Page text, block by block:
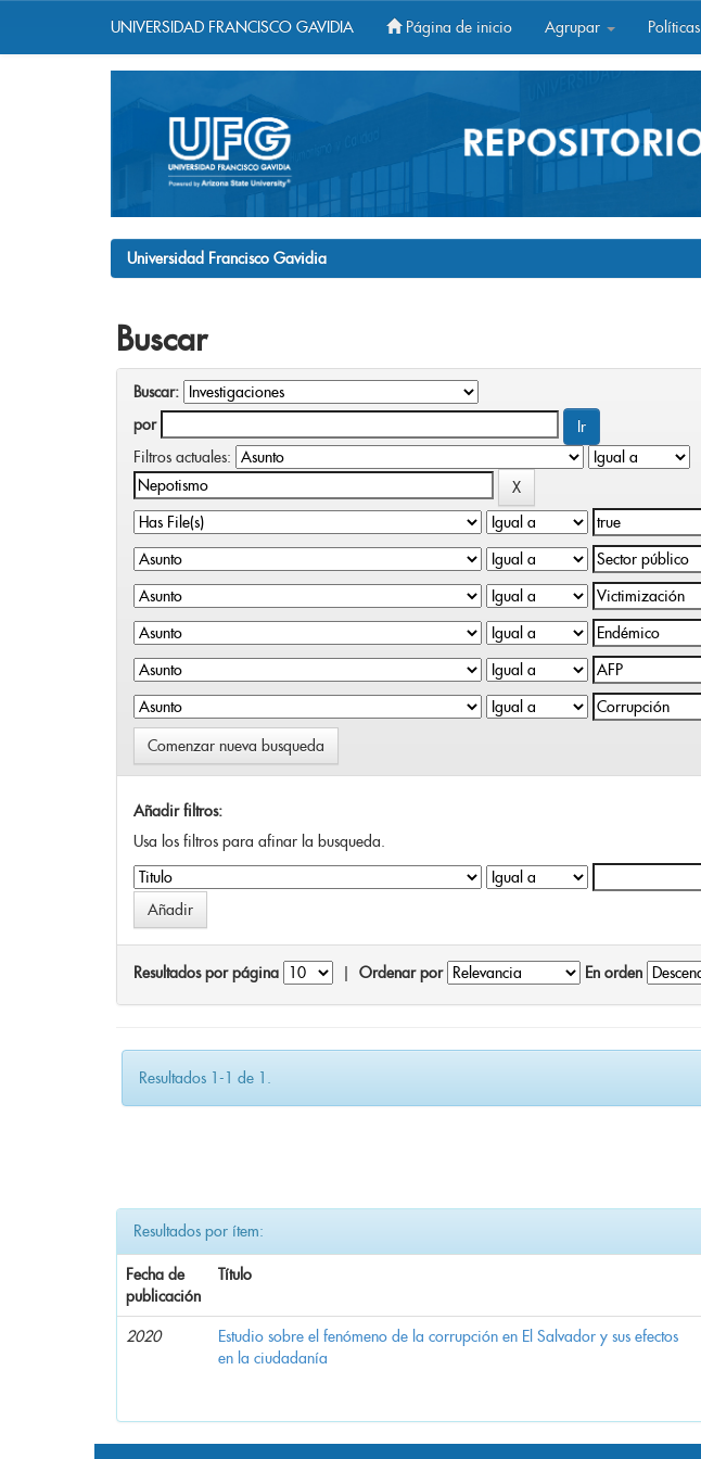
UNIVERSIDAD FRANCISCO GAVIDIA Página de inicio Agrupar Políticas
Universidad Francisco Gavidia
Buscar
Buscar:
por
Filtros actuales:
Comenzar nueva busqueda
Añadir filtros:
Usa los filtros para afinar la busqueda.
Resultados por página Ordenar por En orden
Resultados 1-1 de 1.
Resultados por ítem:
Fecha de
publicación
Título
2020
Estudio sobre el fenómeno de la corrupción en El Salvador y sus efectos
en la ciudadanía